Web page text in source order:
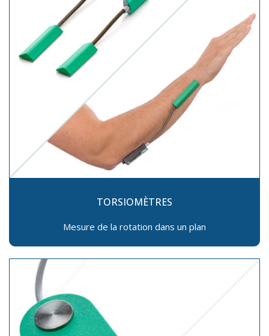
TORSIOMÈTRES
Mesure de la rotation dans un plan